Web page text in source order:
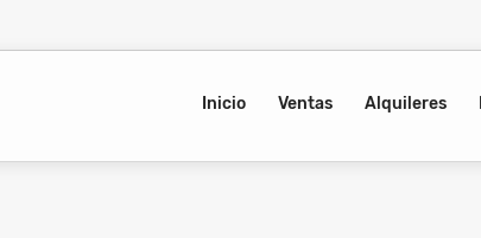
Inicio Ventas Alquileres